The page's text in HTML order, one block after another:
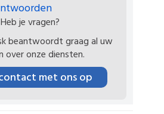
Heb je vragen?
beantwoordt graag al uw
over onze diensten.
met ons op